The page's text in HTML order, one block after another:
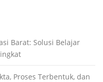
Barat: Solusi Belajar
Proses Terbentuk, dan